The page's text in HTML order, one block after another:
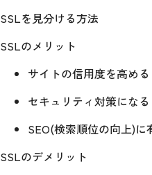
SSLを見分ける方法
SSLのメリット
サイトの信用度を高める
セキュリティ対策になる
SEO(検索順位の向上)に
SSLのデメリット